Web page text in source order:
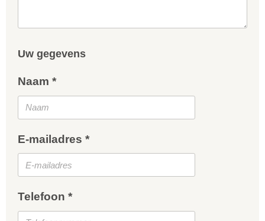
Uw gegevens
Naam *
E-mailadres *
Telefoon *